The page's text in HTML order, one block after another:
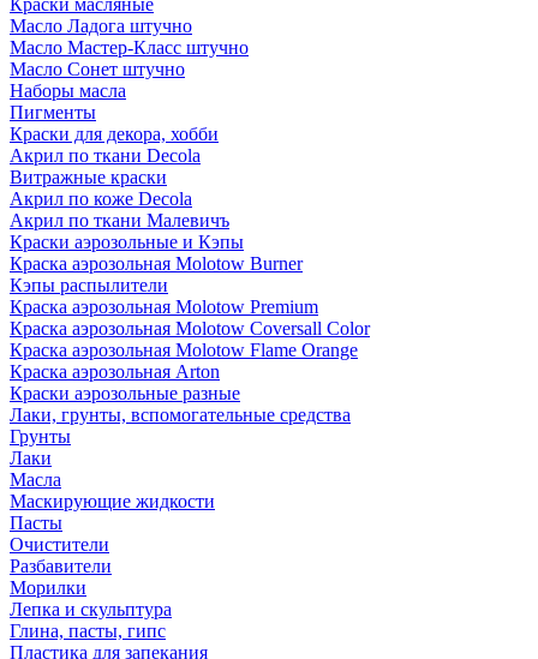
Краски масляные
Масло Ладога штучно
Масло Мастер-Класс штучно
Масло Сонет штучно
Наборы масла
Пигменты
Краски для декора, хобби
Акрил по ткани Decola
Витражные краски
Акрил по коже Decola
Акрил по ткани Малевичъ
Краски аэрозольные и Кэпы
Краска аэрозольная Molotow Burner
Кэпы распылители
Краска аэрозольная Molotow Premium
Краска аэрозольная Molotow Coversall Color
Краска аэрозольная Molotow Flame Orange
Краска аэрозольная Arton
Краски аэрозольные разные
Лаки, грунты, вспомогательные средства
Грунты
Лаки
Масла
Маскирующие жидкости
Пасты
Очистители
Разбавители
Морилки
Лепка и скульптура
Глина, пасты, гипс
Пластика для запекания